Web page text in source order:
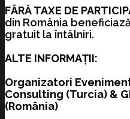
FĂRĂ TAXE DE
din România
gratuit la întâlniri.
ALTE INFORMAȚII:
Organizatori
Consulting (Turcia) &
(România)